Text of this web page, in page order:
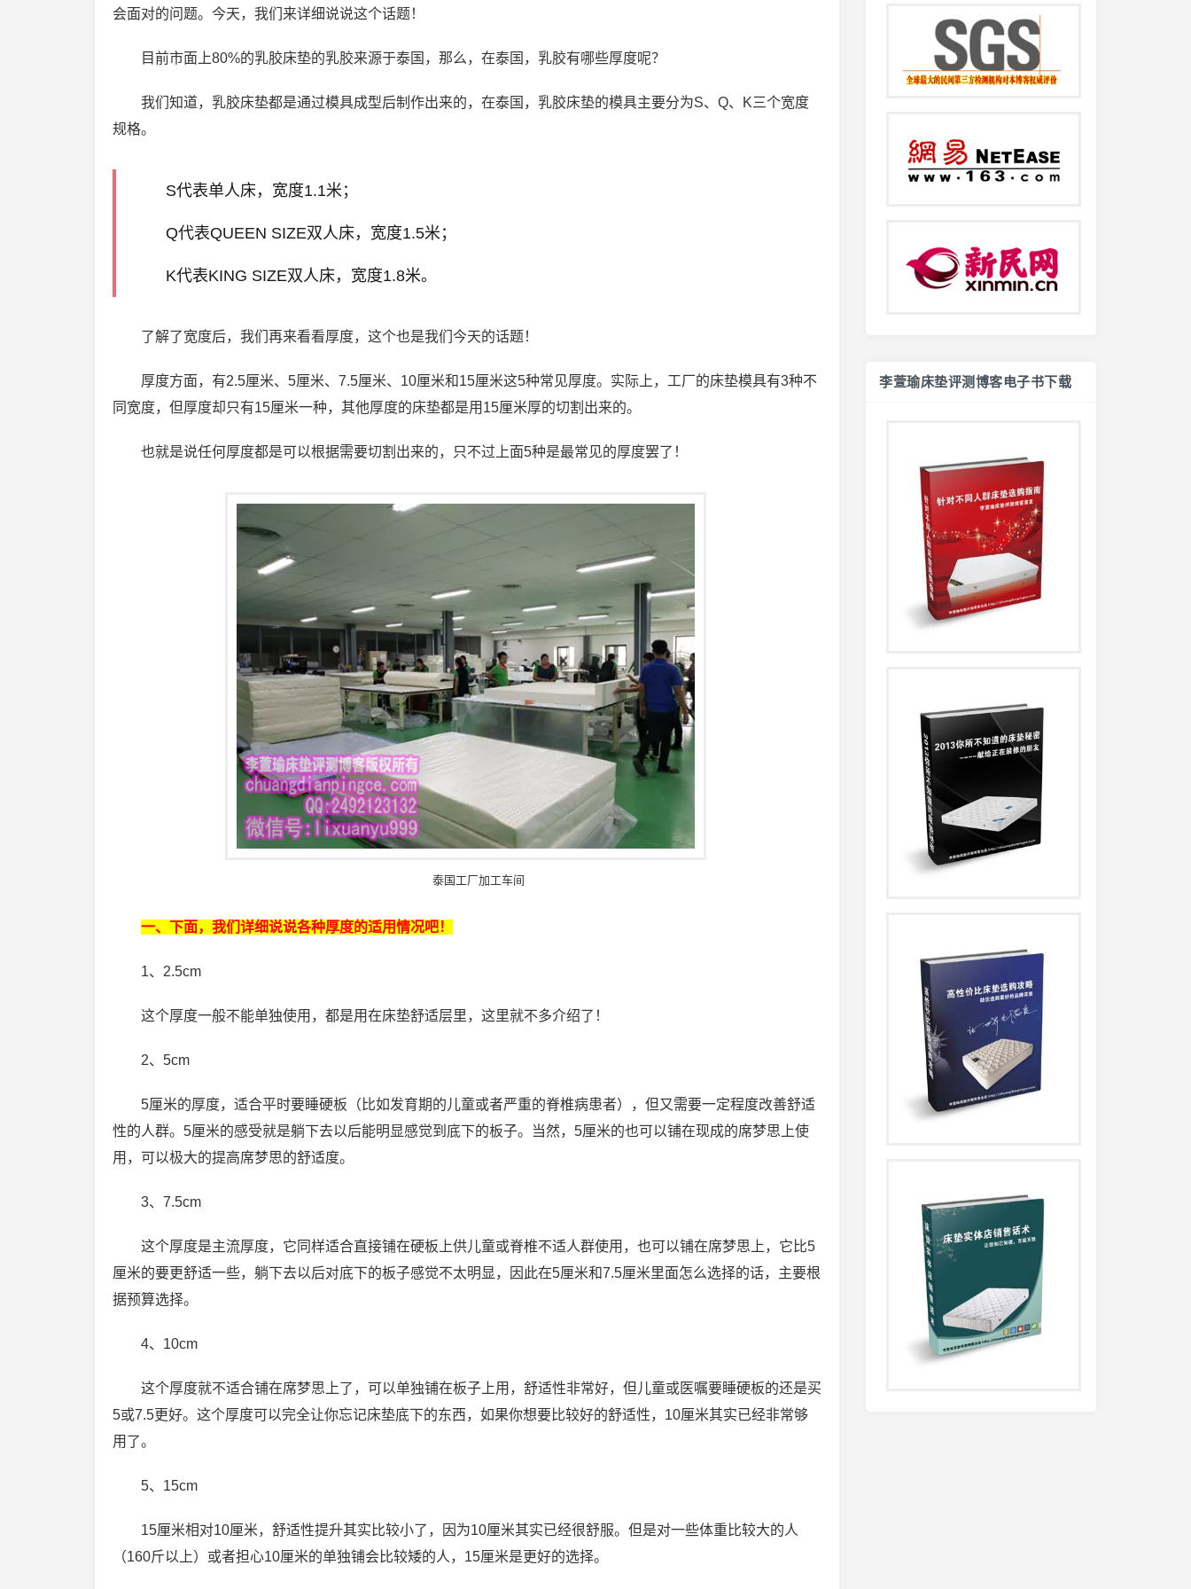
会面对的问题。今天，我们来详细说说这个话题！
目前市面上80%的乳胶床垫的乳胶来源于泰国，那么，在泰国，乳胶有哪些厚度呢？
我们知道，乳胶床垫都是通过模具成型后制作出来的，在泰国，乳胶床垫的模具主要分为S、Q、K三个宽度
规格。
S代表单人床，宽度1.1米；
Q代表QUEEN SIZE双人床，宽度1.5米；
K代表KING SIZE双人床，宽度1.8米。
了解了宽度后，我们再来看看厚度，这个也是我们今天的话题！
厚度方面，有2.5厘米、5厘米、7.5厘米、10厘米和15厘米这5种常见厚度。实际上，工厂的床垫模具有3种不
同宽度，但厚度却只有15厘米一种，其他厚度的床垫都是用15厘米厚的切割出来的。
也就是说任何厚度都是可以根据需要切割出来的，只不过上面5种是最常见的厚度罢了！
泰国工厂加工车间
一、下面，我们详细说说各种厚度的适用情况吧！
1、2.5cm
这个厚度一般不能单独使用，都是用在床垫舒适层里，这里就不多介绍了！
2、5cm
5厘米的厚度，适合平时要睡硬板（比如发育期的儿童或者严重的脊椎病患者），但又需要一定程度改善舒适
性的人群。5厘米的感受就是躺下去以后能明显感觉到底下的板子。当然，5厘米的也可以铺在现成的席梦思上使
用，可以极大的提高席梦思的舒适度。
3、7.5cm
这个厚度是主流厚度，它同样适合直接铺在硬板上供儿童或脊椎不适人群使用，也可以铺在席梦思上，它比5
厘米的要更舒适一些，躺下去以后对底下的板子感觉不太明显，因此在5厘米和7.5厘米里面怎么选择的话，主要根
据预算选择。
4、10cm
这个厚度就不适合铺在席梦思上了，可以单独铺在板子上用，舒适性非常好，但儿童或医嘱要睡硬板的还是买
5或7.5更好。这个厚度可以完全让你忘记床垫底下的东西，如果你想要比较好的舒适性，10厘米其实已经非常够
用了。
5、15cm
15厘米相对10厘米，舒适性提升其实比较小了，因为10厘米其实已经很舒服。但是对一些体重比较大的人
（160斤以上）或者担心10厘米的单独铺会比较矮的人，15厘米是更好的选择。
李萱瑜床垫评测博客电子书下载